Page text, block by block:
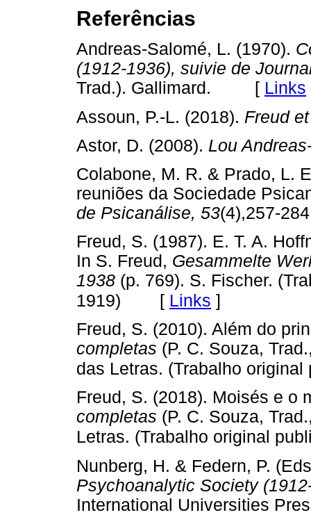
Referências
Andreas-Salomé, L. (1970).
(1912-1936), suivie de
Trad.). Gallimard. [ Links
Assoun, P.-L. (2018). Freud
Astor, D. (2008). Lou
Colabone, M. R. & Prado, L.
reuniões da Sociedade
de Psicanálise, 53
Freud, S. (1987). E. T. A.
In S. Freud, Gesammelte
1938 (p. 769). S. Fischer.
1919) [ Links ]
Freud, S. (2010). Além do
completas (P. C. Souza,
das Letras. (Trabalho
Freud, S. (2018). Moisés e o
completas (P. C. Souza,
Letras. (Trabalho original
Nunberg, H. & Federn, P.
Psychoanalytic Society
International Universities